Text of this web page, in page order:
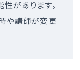
があります。
や講師が変更